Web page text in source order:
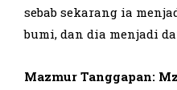
sebab sekarang ia
bumi, dan dia menjadi
Mazmur Tanggapan: